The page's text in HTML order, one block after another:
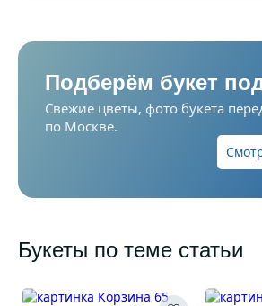
Подберём букет
Свежие цветы, фото букета
по Москве.
Букеты по теме статьи